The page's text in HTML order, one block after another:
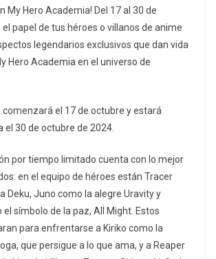
My Hero Academia! Del 17 al 30 de
papel de tus héroes o villanos de anime
legendarios exclusivos que dan vida
Hero Academia en el universo de
comenzará el 17 de octubre y estará
el 30 de octubre de 2024.
por tiempo limitado cuenta con lo mejor
en el equipo de héroes están Tracer
Deku, Juno como la alegre Uravity y
el símbolo de la paz, All Might. Estos
para enfrentarse a Kiriko como la
que persigue a lo que ama, y ​​a Reaper